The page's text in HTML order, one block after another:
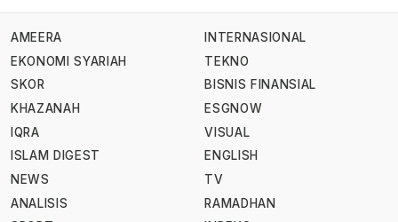
AMEERA
EKONOMI SYARIAH
SKOR
KHAZANAH
IQRA
ISLAM DIGEST
NEWS
ANALISIS
INTERNASIONAL
TEKNO
BISNIS FINANSIAL
ESGNOW
VISUAL
ENGLISH
TV
RAMADHAN